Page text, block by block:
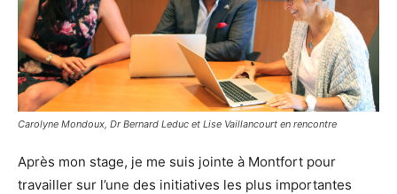
Carolyne Mondoux, Dr Bernard Leduc et Lise Vaillancourt en rencontre
Après mon stage, je me suis jointe à Montfort pour
travailler sur l’une des initiatives les plus importantes